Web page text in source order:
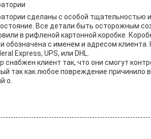
сделаны с особой тщательностью
Все детали быть осторожным
в рифленой картонной коробке.
обозначена с именем и адресом клиента.
Express, UPS, или DHL.
клиент так, что они смогут
так как любое повреждение причинило
о.